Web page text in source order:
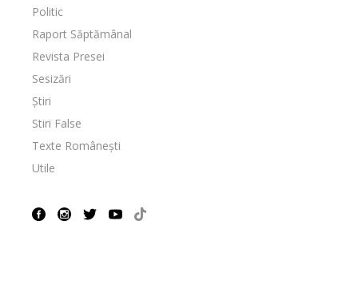
Politic
Raport Săptămânal
Revista Presei
Sesizări
Știri
Stiri False
Texte Românești
Utile